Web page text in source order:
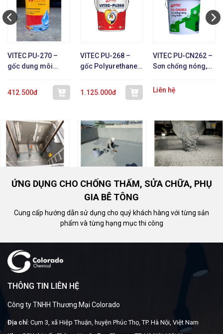
VITEC PU-270 –
gốc dung môi
412.500đ
VITEC PU-268 –
gốc Polyurethane 1
1.125.000đ
VITEC PU-CN262 –
Sơn chống nóng,
xạ nhiệt
Liên hệ
ỨNG DỤNG CHO CHỐNG THẤM, SỬA CHỮA, PHỤ
GIA BÊ TÔNG
Cung cấp hướng dẫn sử dụng cho quý khách hàng với từng sản
phẩm và từng hạng mục thi công
THÔNG TIN LIÊN HỆ
Công ty TNHH Thương Mại Colorado
Địa chỉ: Cụm 3, xã Hiệp Thuận, huyện Phúc Thọ, TP. Hà Nội, Việt Nam